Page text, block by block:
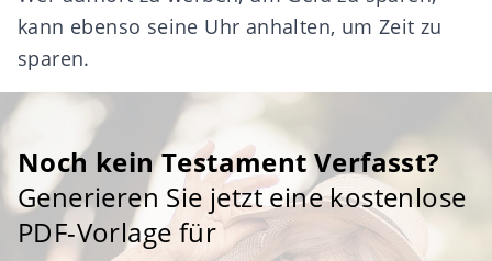
kann ebenso seine Uhr anhalten, um Zeit zu
sparen.
Noch kein Testament Verfasst?
Generieren Sie jetzt eine kostenlose
PDF-Vorlage für